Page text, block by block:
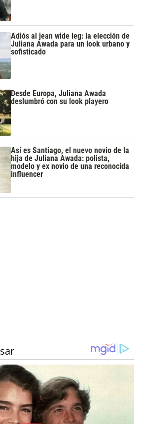
Adiós al jean wide leg: la elección de
Juliana Awada para un look urbano y
sofisticado
Desde Europa, Juliana Awada
deslumbró con su look playero
Así es Santiago, el nuevo novio de la
hija de Juliana Awada: polista,
modelo y ex novio de una reconocida
influencer